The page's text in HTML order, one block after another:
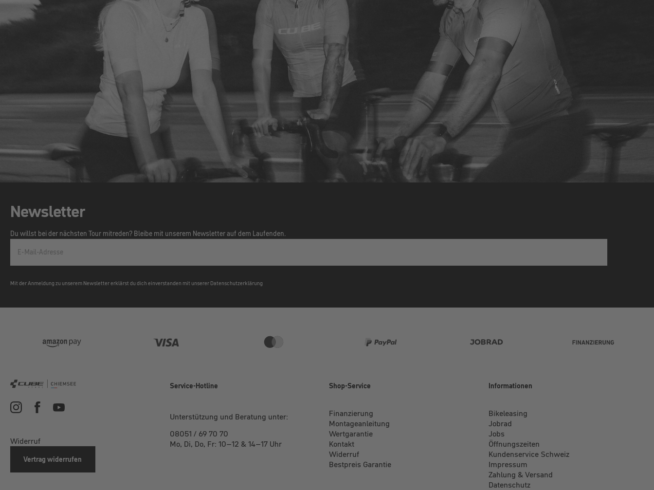
Newsletter
Du willst bei der nächsten Tour mitreden? Bleibe mit unserem Newsletter auf dem Laufenden.
E-Mail-Adresse
Mit der Anmeldung zu unserem Newsletter erklärst du dich einverstanden mit unserer Datenschutzerklärung
Widerruf
Vertrag widerrufen
Service-Hotline
Unterstützung und Beratung unter:
08051 / 69 70 70
Mo, Di, Do, Fr: 10–12 & 14–17 Uhr
Shop-Service
Finanzierung
Montageanleitung
Wertgarantie
Kontakt
Widerruf
Bestpreis Garantie
Informationen
Bikeleasing
Jobrad
Jobs
Öffnungszeiten
Kundenservice Schweiz
Impressum
Zahlung & Versand
Datenschutz